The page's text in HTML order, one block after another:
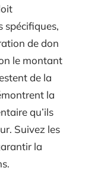
spécifiques,
de don
le montant
de la
la
qu’ils
Suivez les
la